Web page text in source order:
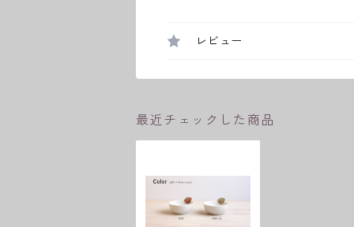
レビュー
最近チェックした商品